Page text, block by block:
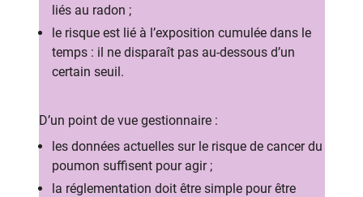
liés au radon ;
le risque est lié à l’exposition cumulée dans le
temps : il ne disparaît pas au-dessous d’un
certain seuil.
D’un point de vue gestionnaire :
les données actuelles sur le risque de cancer du
poumon suffisent pour agir ;
la réglementation doit être simple pour être